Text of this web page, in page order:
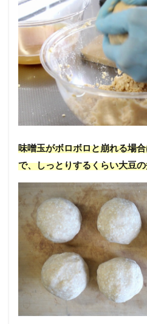
味噌玉がボロボロと崩れる場
で、しっとりするくらい大豆